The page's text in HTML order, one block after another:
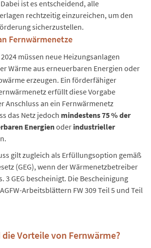
ist es entscheidend, alle
rechtzeitig einzureichen, um den
sicherzustellen.
Fernwärmenetze
müssen neue Heizungsanlagen
Wärme aus erneuerbaren Energien oder
erzeugen. Ein förderfähiger
erfüllt diese Vorgabe
Anschluss an ein Fernwärmenetz
das Netz jedoch mindestens 75 % der
Energienoder industrieller
gilt zugleich als Erfüllungsoption gemäß
(GEG), wenn der Wärmenetzbetreiber
3 GEG bescheinigt. Die Bescheinigung
Arbeitsblättern FW 309 Teil 5 und Teil
die Vorteile von Fernwärme?